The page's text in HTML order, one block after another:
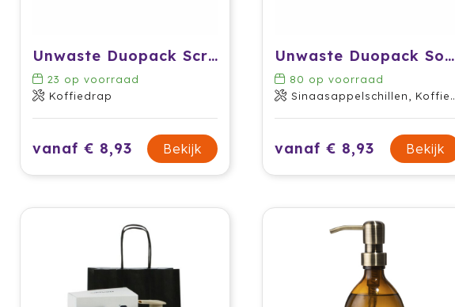
Unwaste Duopack Scrub & Shampoo bar
23 op voorraad
Koffiedrap
vanaf € 8,93 Bekijk
Unwaste Duopack Soap & Scrub bar
80 op voorraad
Sinaasappelschillen, Koffiedrap
vanaf € 8,93 Bekijk